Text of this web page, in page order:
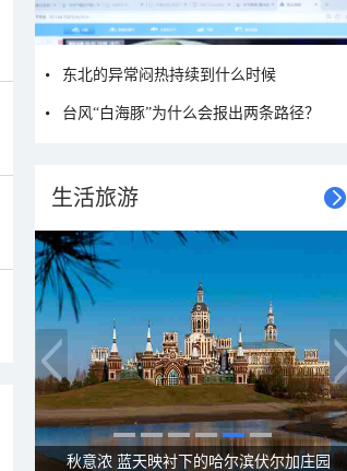
东北的异常闷热持续到什么时候
台风“白海豚”为什么会报出两条路径？
生活旅游
大美新疆—帕米尔高原好风光